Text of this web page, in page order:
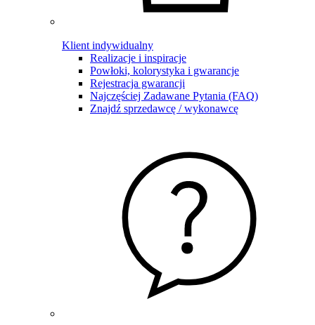
Klient indywidualny
Realizacje i inspiracje
Powłoki, kolorystyka i gwarancje
Rejestracja gwarancji
Najczęściej Zadawane Pytania (FAQ)
Znajdź sprzedawcę / wykonawcę